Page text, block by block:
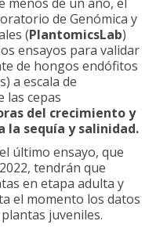
de Genómica y
(PlantomicsLab)
ensayos para validar
de hongos endófitos
a escala de
las cepas
del crecimiento y
la sequía y salinidad.
último ensayo, que
tendrán que
en etapa adulta y
el momento los datos
juveniles.